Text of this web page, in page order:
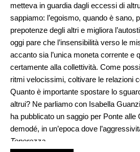
metteva in guardia dagli eccessi di
sappiamo: l’egoismo, quando è sano,
prepotenze degli altri e migliora
oggi pare che l’insensibilità verso le
accanto sia l’unica moneta corrente e
certamente alla collettività. Come
ritmi velocissimi, coltivare le relazioni
Quanto è importante spostare lo
altrui? Ne parliamo con Isabella
ha pubblicato un saggio per Ponte alle
demodé, in un’epoca dove
Tenerezza